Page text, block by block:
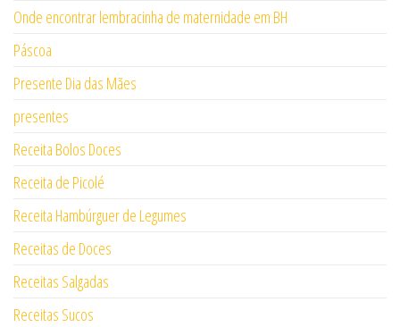
Onde encontrar lembracinha de maternidade em BH
Páscoa
Presente Dia das Mães
presentes
Receita Bolos Doces
Receita de Picolé
Receita Hambúrguer de Legumes
Receitas de Doces
Receitas Salgadas
Receitas Sucos